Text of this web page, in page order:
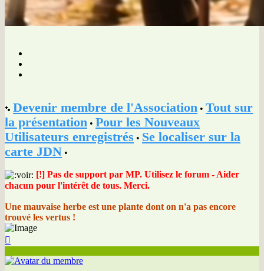
Devenir membre de l'Association • Tout sur
la présentation • Pour les Nouveaux
Utilisateurs enregistrés • Se localiser sur la
carte JDN •
[!] Pas de support par MP. Utilisez le forum - Aider
chacun pour l'intérêt de tous. Merci.
Une mauvaise herbe est une plante dont on n'a pas encore
trouvé les vertus !